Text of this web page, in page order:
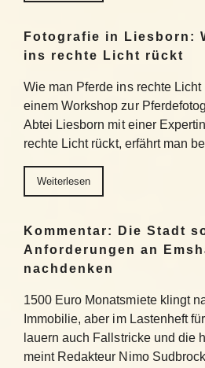
Fotografie in Liesborn:
ins rechte Licht rückt
Wie man Pferde ins rechte Licht
einem Workshop zur
Abtei Liesborn mit einer
rechte Licht rückt, erfährt man
Weiterlesen
Kommentar: Die Stadt
Anforderungen an
nachdenken
1500 Euro Monatsmiete klingt
Immobilie, aber im Lastenheft
lauern auch Fallstricke und die
meint Redakteur Nimo